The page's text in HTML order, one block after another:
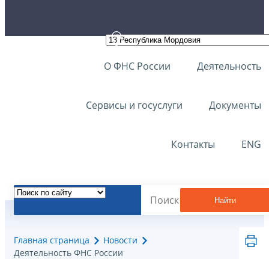
О ФНС России Деятельность
Сервисы и госуслуги Документы
Контакты ENG
Найти
Главная страница
Новости
Деятельность ФНС России